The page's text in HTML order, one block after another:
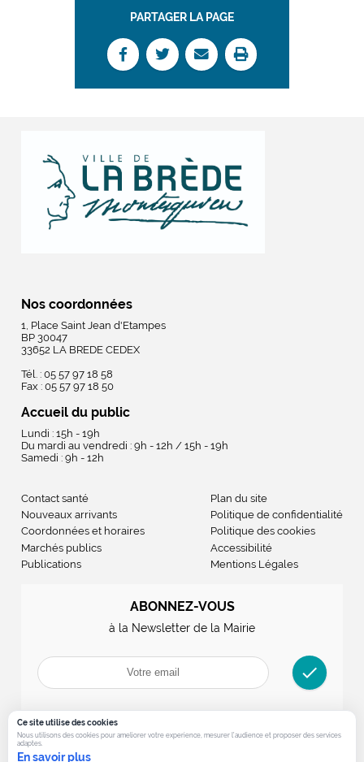
PARTAGER LA PAGE
Nos coordonnées
1, Place Saint Jean d'Etampes
BP 30047
33652 LA BREDE CEDEX
Tél. : 05 57 97 18 58
Fax : 05 57 97 18 50
Accueil du public
Lundi : 15h - 19h
Du mardi au vendredi : 9h - 12h / 15h - 19h
Samedi : 9h - 12h
Contact santé
Nouveaux arrivants
Coordonnées et horaires
Marchés publics
Publications
Plan du site
Politique de confidentialité
Politique des cookies
Accessibilité
Mentions Légales
ABONNEZ-VOUS
à la Newsletter de la Mairie
check
Ce site utilise des cookies
Nous utilisons des cookies pour ameliorer votre experience, mesurer l’audience et proposer des services
adaptes.
En savoir plus